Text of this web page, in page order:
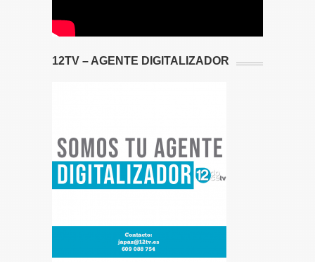
12TV – AGENTE DIGITALIZADOR